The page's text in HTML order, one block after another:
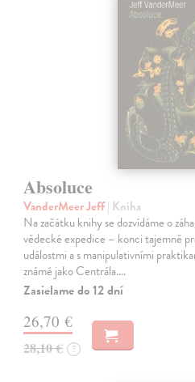
Absoluce
VanderMeer Jeff| Kniha
Na začátku knihy se dozvídáme o
vědecké expedice – konci tajemně
událostmi a s manipulativními
známé jako Centrála.…
Zasielame do 12 dní
26,70 €
28,10 € ?